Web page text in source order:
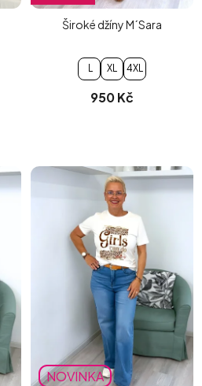
Široké džíny M´Sara
L XL 4XL
950 Kč
NOVINKA